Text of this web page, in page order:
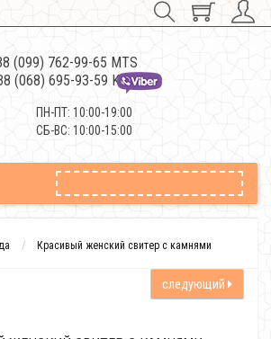
(099) 762-99-65 MTS
(068) 695-93-59 Kievstar
ПН-ПТ: 10:00-19:00
СБ-ВС: 10:00-15:00
Красивый женский свитер с камнями
следующий